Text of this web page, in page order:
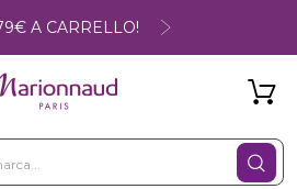
A CARRELLO!